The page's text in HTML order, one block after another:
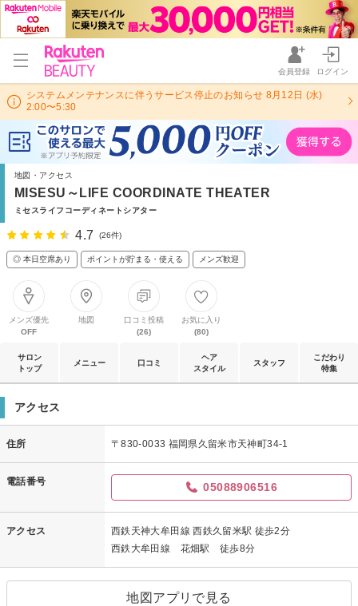
会員登録 ログイン
システムメンテナンスに伴うサービス停止のお知らせ 8月12日 (水)
2:00〜5:30
地図・アクセス
MISESU～LIFE COORDINATE THEATER
ミセスライフコーディネートシアター
4.7 (26件)
◎ 本日空席あり ポイントが貯まる・使える メンズ歓迎
メンズ優先
OFF
地図
口コミ投稿
(26)
お気に入り
(80)
サロン
トップ
メニュー 口コミ
ヘア
スタイル
スタッフ
こだわり
特集
アクセス
住所 〒830-0033 福岡県久留米市天神町34-1
電話番号 05088906516
アクセス
西鉄天神大牟田線 西鉄久留米駅 徒歩2分
西鉄大牟田線 花畑駅 徒歩8分
地図アプリで見る